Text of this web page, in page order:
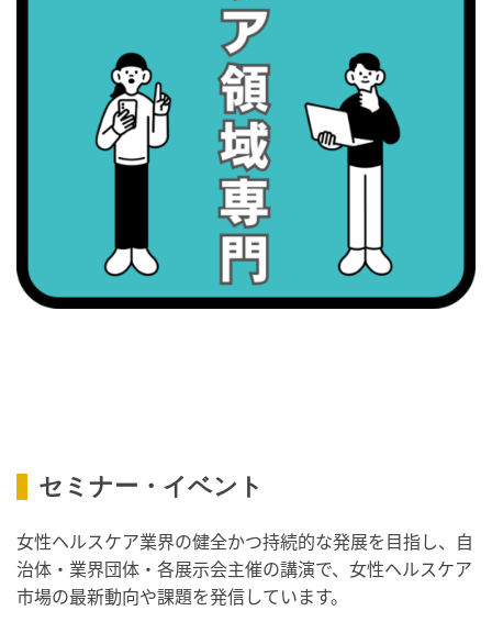
・職場の健康診断実施強化月間
2026/09/08(火)
・がん征圧月間
・世界アルツハイマー月間
・職場の健康診断実施強化月間
・スッキリ美腸の日
・歯ヂカラ探究月間
・人口内耳の日
・骨盤臓器脱 克服の日
セミナー・イベント
女性ヘルスケア業界の健全かつ持続的な発展を目指し、自
治体・業界団体・各展示会主催の講演で、女性ヘルスケア
市場の最新動向や課題を発信しています。